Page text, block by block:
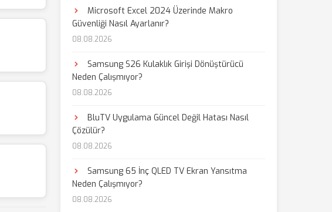
Microsoft Excel 2024 Üzerinde Makro
Güvenliği Nasıl Ayarlanır?
08.08.2026
Samsung S26 Kulaklık Girişi Dönüştürücü
Neden Çalışmıyor?
08.08.2026
BluTV Uygulama Güncel Değil Hatası Nasıl
Çözülür?
08.08.2026
Samsung 65 İnç QLED TV Ekran Yansıtma
Neden Çalışmıyor?
08.08.2026